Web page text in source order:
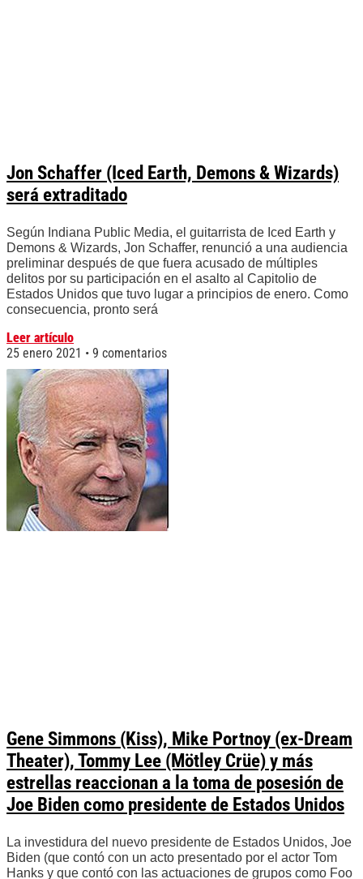
Jon Schaffer (Iced Earth, Demons & Wizards)
será extraditado
Según Indiana Public Media, el guitarrista de Iced Earth y
Demons & Wizards, Jon Schaffer, renunció a una audiencia
preliminar después de que fuera acusado de múltiples
delitos por su participación en el asalto al Capitolio de
Estados Unidos que tuvo lugar a principios de enero. Como
consecuencia, pronto será
Leer artículo
25 enero 2021
9 comentarios
Gene Simmons (Kiss), Mike Portnoy (ex-Dream
Theater), Tommy Lee (Mötley Crüe) y más
estrellas reaccionan a la toma de posesión de
Joe Biden como presidente de Estados Unidos
La investidura del nuevo presidente de Estados Unidos, Joe
Biden (que contó con un acto presentado por el actor Tom
Hanks y que contó con las actuaciones de grupos como Foo